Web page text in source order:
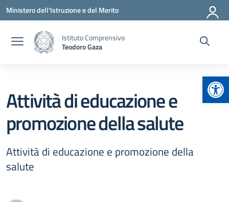
Vai ai contenuti
Vai al menu di navigazione
Vai al footer
Ministero dell'Istruzione e del Merito
Istituto Comprensivo
Teodoro Gaza
Attività di educazione e
promozione della salute
Attività di educazione e promozione della
salute